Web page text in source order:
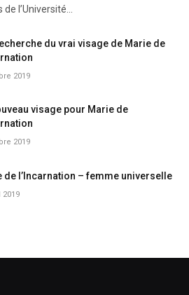
l’Université…
du vrai visage de Marie de
2019
visage pour Marie de
2019
de l’Incarnation – femme universelle
2019